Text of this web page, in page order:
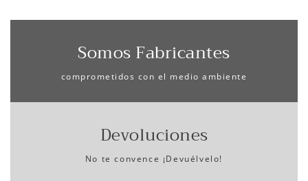
Somos Fabricantes
comprometidos con el medio ambiente
Devoluciones
No te convence ¡Devuélvelo!